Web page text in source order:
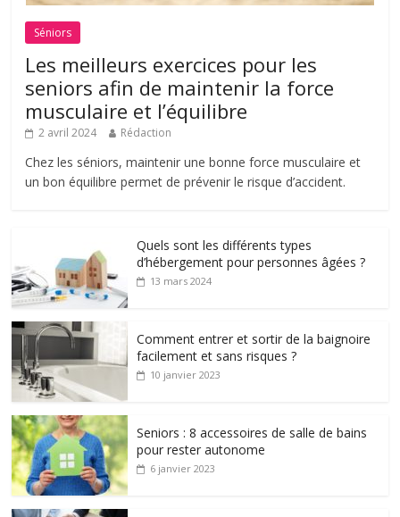
Séniors
Les meilleurs exercices pour les
seniors afin de maintenir la force
musculaire et l’équilibre
2 avril 2024 Rédaction
Chez les séniors, maintenir une bonne force musculaire et
un bon équilibre permet de prévenir le risque d’accident.
Quels sont les différents types
d’hébergement pour personnes âgées ?
13 mars 2024
Comment entrer et sortir de la baignoire
facilement et sans risques ?
10 janvier 2023
Seniors : 8 accessoires de salle de bains
pour rester autonome
6 janvier 2023